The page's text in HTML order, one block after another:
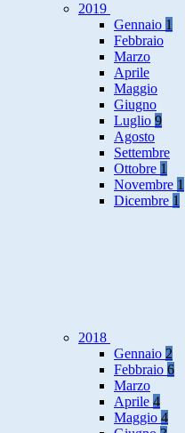
2019
Gennaio 1
Febbraio
Marzo
Aprile
Maggio
Giugno
Luglio 9
Agosto
Settembre
Ottobre 1
Novembre 1
Dicembre 1
2018
Gennaio 2
Febbraio 6
Marzo
Aprile 4
Maggio 4